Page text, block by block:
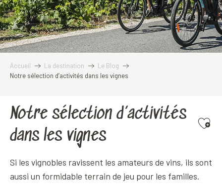
Accueil La destination
Le Blog
Notre sélection d’activités dans les vignes
Notre sélection d’activités
dans les vignes
Si les vignobles ravissent les amateurs de vins, ils sont
aussi un formidable terrain de jeu pour les familles.